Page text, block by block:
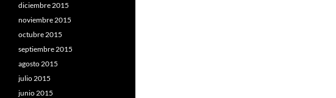
diciembre 2015
noviembre 2015
octubre 2015
septiembre 2015
agosto 2015
julio 2015
junio 2015